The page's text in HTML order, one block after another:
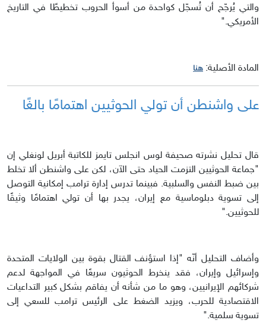
والتي يُرجّح أن تُسجّل كواحدة من أسوأ الحروب تخطيطًا في التاريخ
الأمريكي."
المادة الأصلية: هنا
على واشنطن أن تولي الحوثيين اهتمامًا بالغًا
قال تحليل نشرته صحيفة لوس انجلس تايمز للكاتبة أبريل لونغلي إن
"جماعة الحوثيين التزمت الحياد حتى الآن، لكن على واشنطن ألا تخلط
بين ضبط النفس والسلبية. فبينما تدرس إدارة ترامب إمكانية التوصل
إلى تسوية دبلوماسية مع إيران، يجدر بها أن تولي اهتمامًا وثيقًا
للحوثيين."
وأضاف التحليل أنّه "إذا استؤنف القتال بقوة بين الولايات المتحدة
وإسرائيل وإيران، فقد ينخرط الحوثيون سريعًا في المواجهة لدعم
شركائهم الإيرانيين، وهو ما من شأنه أن يفاقم بشكل كبير التداعيات
الاقتصادية للحرب، ويزيد الضغط على الرئيس ترامب للسعي إلى
تسوية سلمية."